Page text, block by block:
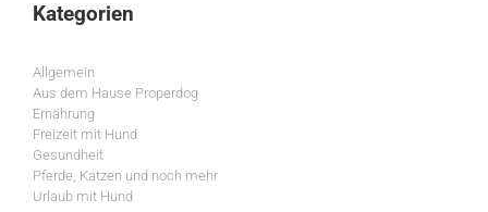
Kategorien
Allgemein
Aus dem Hause Properdog
Ernährung
Freizeit mit Hund
Gesundheit
Pferde, Katzen und noch mehr
Urlaub mit Hund